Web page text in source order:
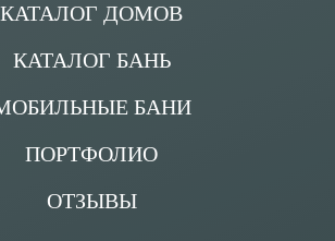
КАТАЛОГ ДОМОВ
КАТАЛОГ БАНЬ
БАНИ
ПОРТФОЛИО
ОТЗЫВЫ